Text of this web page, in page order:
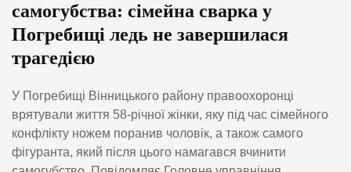
самогубства: сімейна сварка у
Погребищі ледь не завершилася
трагедією
У Погребищі Вінницького району правоохоронці
врятували життя 58-річної жінки, яку під час сімейного
конфлікту ножем поранив чоловік, а також самого
фігуранта, який після цього намагався вчинити